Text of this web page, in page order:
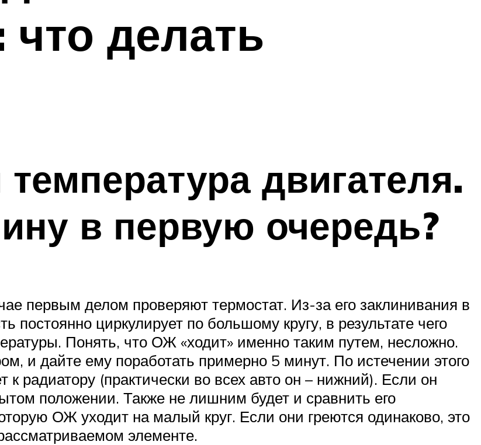
делать
двигателя.
в первую очередь?
первым делом проверяют термостат. Из-за его заклинивания в
циркулирует по большому кругу, в результате чего
Понять, что ОЖ «ходит» именно таким путем, несложно.
и дайте ему поработать примерно 5 минут. По истечении этого
радиатору (практически во всех авто он – нижний). Если он
положении. Также не лишним будет и сравнить его
ОЖ уходит на малый круг. Если они греются одинаково, это
элементе.